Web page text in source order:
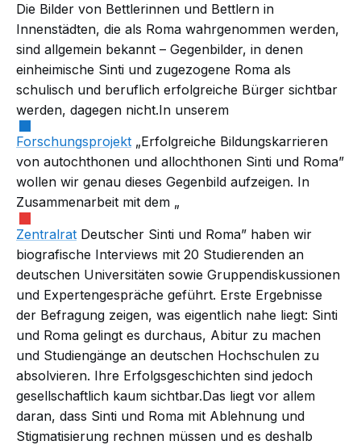
Die Bilder von Bettlerinnen und Bettlern in
Innenstädten, die als Roma wahrgenommen werden,
sind allgemein bekannt – Gegenbilder, in denen
einheimische Sinti und zugezogene Roma als
schulisch und beruflich erfolgreiche Bürger sichtbar
werden, dagegen nicht.In unserem
Forschungsprojekt „Erfolgreiche Bildungskarrieren
von autochthonen und allochthonen Sinti und Roma”
wollen wir genau dieses Gegenbild aufzeigen. In
Zusammenarbeit mit dem „
Zentralrat Deutscher Sinti und Roma” haben wir
biografische Interviews mit 20 Studierenden an
deutschen Universitäten sowie Gruppendiskussionen
und Expertengespräche geführt. Erste Ergebnisse
der Befragung zeigen, was eigentlich nahe liegt: Sinti
und Roma gelingt es durchaus, Abitur zu machen
und Studiengänge an deutschen Hochschulen zu
absolvieren. Ihre Erfolgsgeschichten sind jedoch
gesellschaftlich kaum sichtbar.Das liegt vor allem
daran, dass Sinti und Roma mit Ablehnung und
Stigmatisierung rechnen müssen und es deshalb